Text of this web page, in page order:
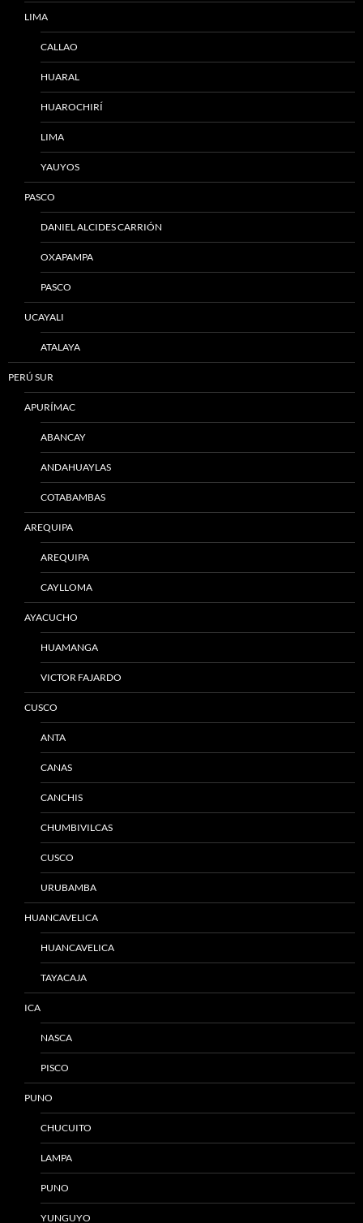
LIMA
CALLAO
HUARAL
HUAROCHIRÍ
LIMA
YAUYOS
PASCO
DANIEL ALCIDES CARRIÓN
OXAPAMPA
PASCO
UCAYALI
ATALAYA
PERÚ SUR
APURÍMAC
ABANCAY
ANDAHUAYLAS
COTABAMBAS
AREQUIPA
AREQUIPA
CAYLLOMA
AYACUCHO
HUAMANGA
VICTOR FAJARDO
CUSCO
ANTA
CANAS
CANCHIS
CHUMBIVILCAS
CUSCO
URUBAMBA
HUANCAVELICA
HUANCAVELICA
TAYACAJA
ICA
NASCA
PISCO
PUNO
CHUCUITO
LAMPA
PUNO
YUNGUYO